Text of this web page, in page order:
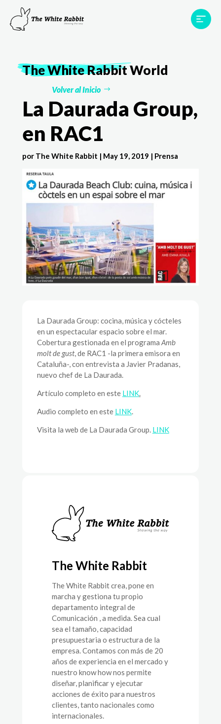
Proyectos
Testimonios
TWR World
The White RabbitWorld
Volver al Inicio
La Daurada Group,
en RAC1
por The White Rabbit | May 19, 2019 | Prensa
La Daurada Group: cocina, música y cócteles
en un espectacular espacio sobre el mar.
Cobertura gestionada en el programa Amb
molt de gust, de RAC1 -la primera emisora en
Cataluña-, con entrevista a Javier Pradanas,
nuevo chef de La Daurada.
Artículo completo en este LINK.
Audio completo en este LINK.
Visita la web de La Daurada Group. LINK
The White Rabbit
The White Rabbit crea, pone en
marcha y gestiona tu propio
departamento integral de
Comunicación , a medida. Sea cual
sea el tamaño, capacidad
presupuestaria o estructura de la
empresa. Contamos con más de 20
años de experiencia en el mercado y
nuestro know how nos permite
diseñar, planificar y ejecutar
acciones de éxito para nuestros
clientes, tanto nacionales como
internacionales.